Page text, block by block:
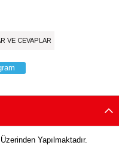
VE CEVAPLAR
Yapılmaktadır.